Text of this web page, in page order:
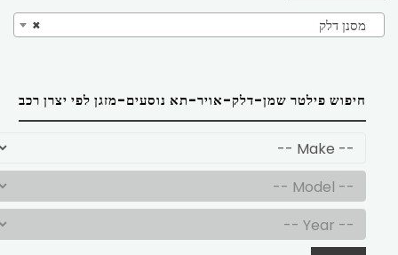
× מסנן דלק
חיפוש פילטר שמן-דלק-אויר-תא נוסעים-מזגן לפי יצרן רכב